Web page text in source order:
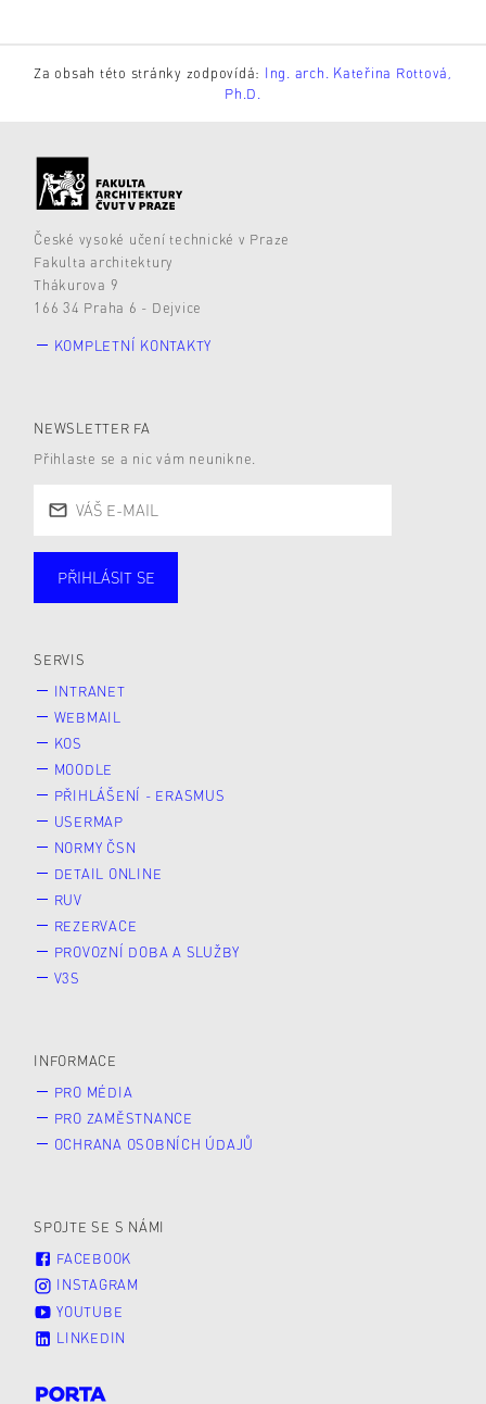
Za obsah této stránky zodpovídá: Ing. arch. Kateřina Rottová,
Ph.D.
České vysoké učení technické v Praze
Fakulta architektury
Thákurova 9
166 34 Praha 6 - Dejvice
KOMPLETNÍ KONTAKTY
NEWSLETTER FA
Přihlaste se a nic vám neunikne.
Studující
PŘIHLÁSIT SE
SERVIS
INTRANET
WEBMAIL
KOS
MOODLE
PŘIHLÁŠENÍ - ERASMUS
USERMAP
NORMY ČSN
DETAIL ONLINE
RUV
REZERVACE
PROVOZNÍ DOBA A SLUŽBY
V3S
INFORMACE
PRO MÉDIA
PRO ZAMĚSTNANCE
OCHRANA OSOBNÍCH ÚDAJŮ
SPOJTE SE S NÁMI
FACEBOOK
INSTAGRAM
YOUTUBE
LINKEDIN